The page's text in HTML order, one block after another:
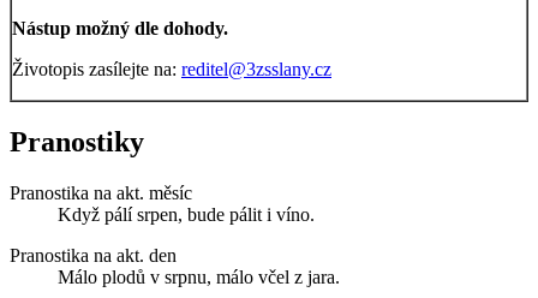
Nástup možný dle dohody.
Životopis zasílejte na: reditel@3zsslany.cz
Pranostiky
Pranostika na akt. měsíc
Když pálí srpen, bude pálit i víno.
Pranostika na akt. den
Málo plodů v srpnu, málo včel z jara.